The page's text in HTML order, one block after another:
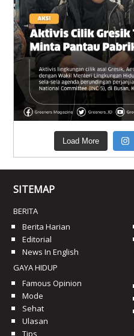
Load More
SITEMAP
BERITA
Berita Harian
Editorial
News In English
GAYA HIDUP
Famous Opinion
Mode
Sehat
Ulasan
Tips